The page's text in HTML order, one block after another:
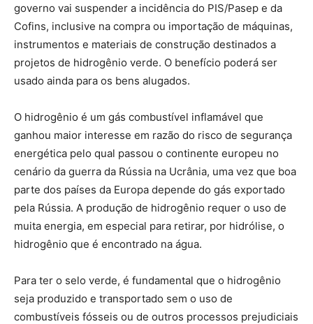
governo vai suspender a incidência do PIS/Pasep e da
Cofins, inclusive na compra ou importação de máquinas,
instrumentos e materiais de construção destinados a
projetos de hidrogênio verde. O benefício poderá ser
usado ainda para os bens alugados.
O hidrogênio é um gás combustível inflamável que
ganhou maior interesse em razão do risco de segurança
energética pelo qual passou o continente europeu no
cenário da guerra da Rússia na Ucrânia, uma vez que boa
parte dos países da Europa depende do gás exportado
pela Rússia. A produção de hidrogênio requer o uso de
muita energia, em especial para retirar, por hidrólise, o
hidrogênio que é encontrado na água.
Para ter o selo verde, é fundamental que o hidrogênio
seja produzido e transportado sem o uso de
combustíveis fósseis ou de outros processos prejudiciais